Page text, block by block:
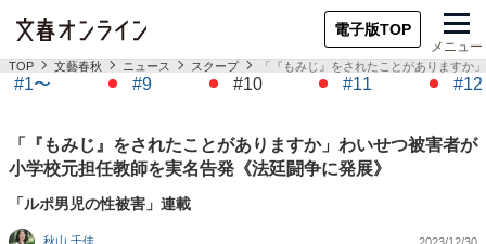
電子版TOP
メニュー
TOP 文藝春秋 ニュース スクープ 「『もみじ』をされたことがありますか
#1〜 #9 #10 #11 #12
「『もみじ』をされたことがありますか」わいせつ被害者が
小学校元担任教師を実名告発《法廷闘争に発展》
「ルポ男児の性被害」連載
秋山 千佳